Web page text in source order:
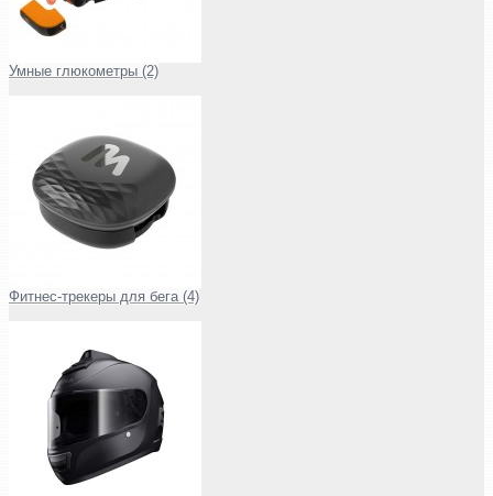
Умные глюкометры (2)
Фитнес-трекеры для бега (4)